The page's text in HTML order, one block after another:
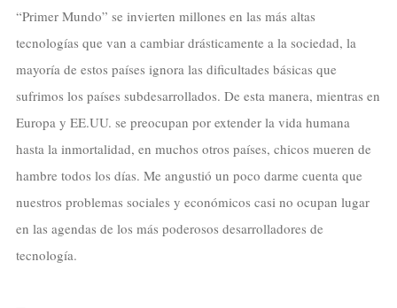
“Primer Mundo” se invierten millones en las más altas
tecnologías que van a cambiar drásticamente a la sociedad, la
mayoría de estos países ignora las dificultades básicas que
sufrimos los países subdesarrollados. De esta manera, mientras en
Europa y EE.UU. se preocupan por extender la vida humana
hasta la inmortalidad, en muchos otros países, chicos mueren de
hambre todos los días. Me angustió un poco darme cuenta que
nuestros problemas sociales y económicos casi no ocupan lugar
en las agendas de los más poderosos desarrolladores de
tecnología.